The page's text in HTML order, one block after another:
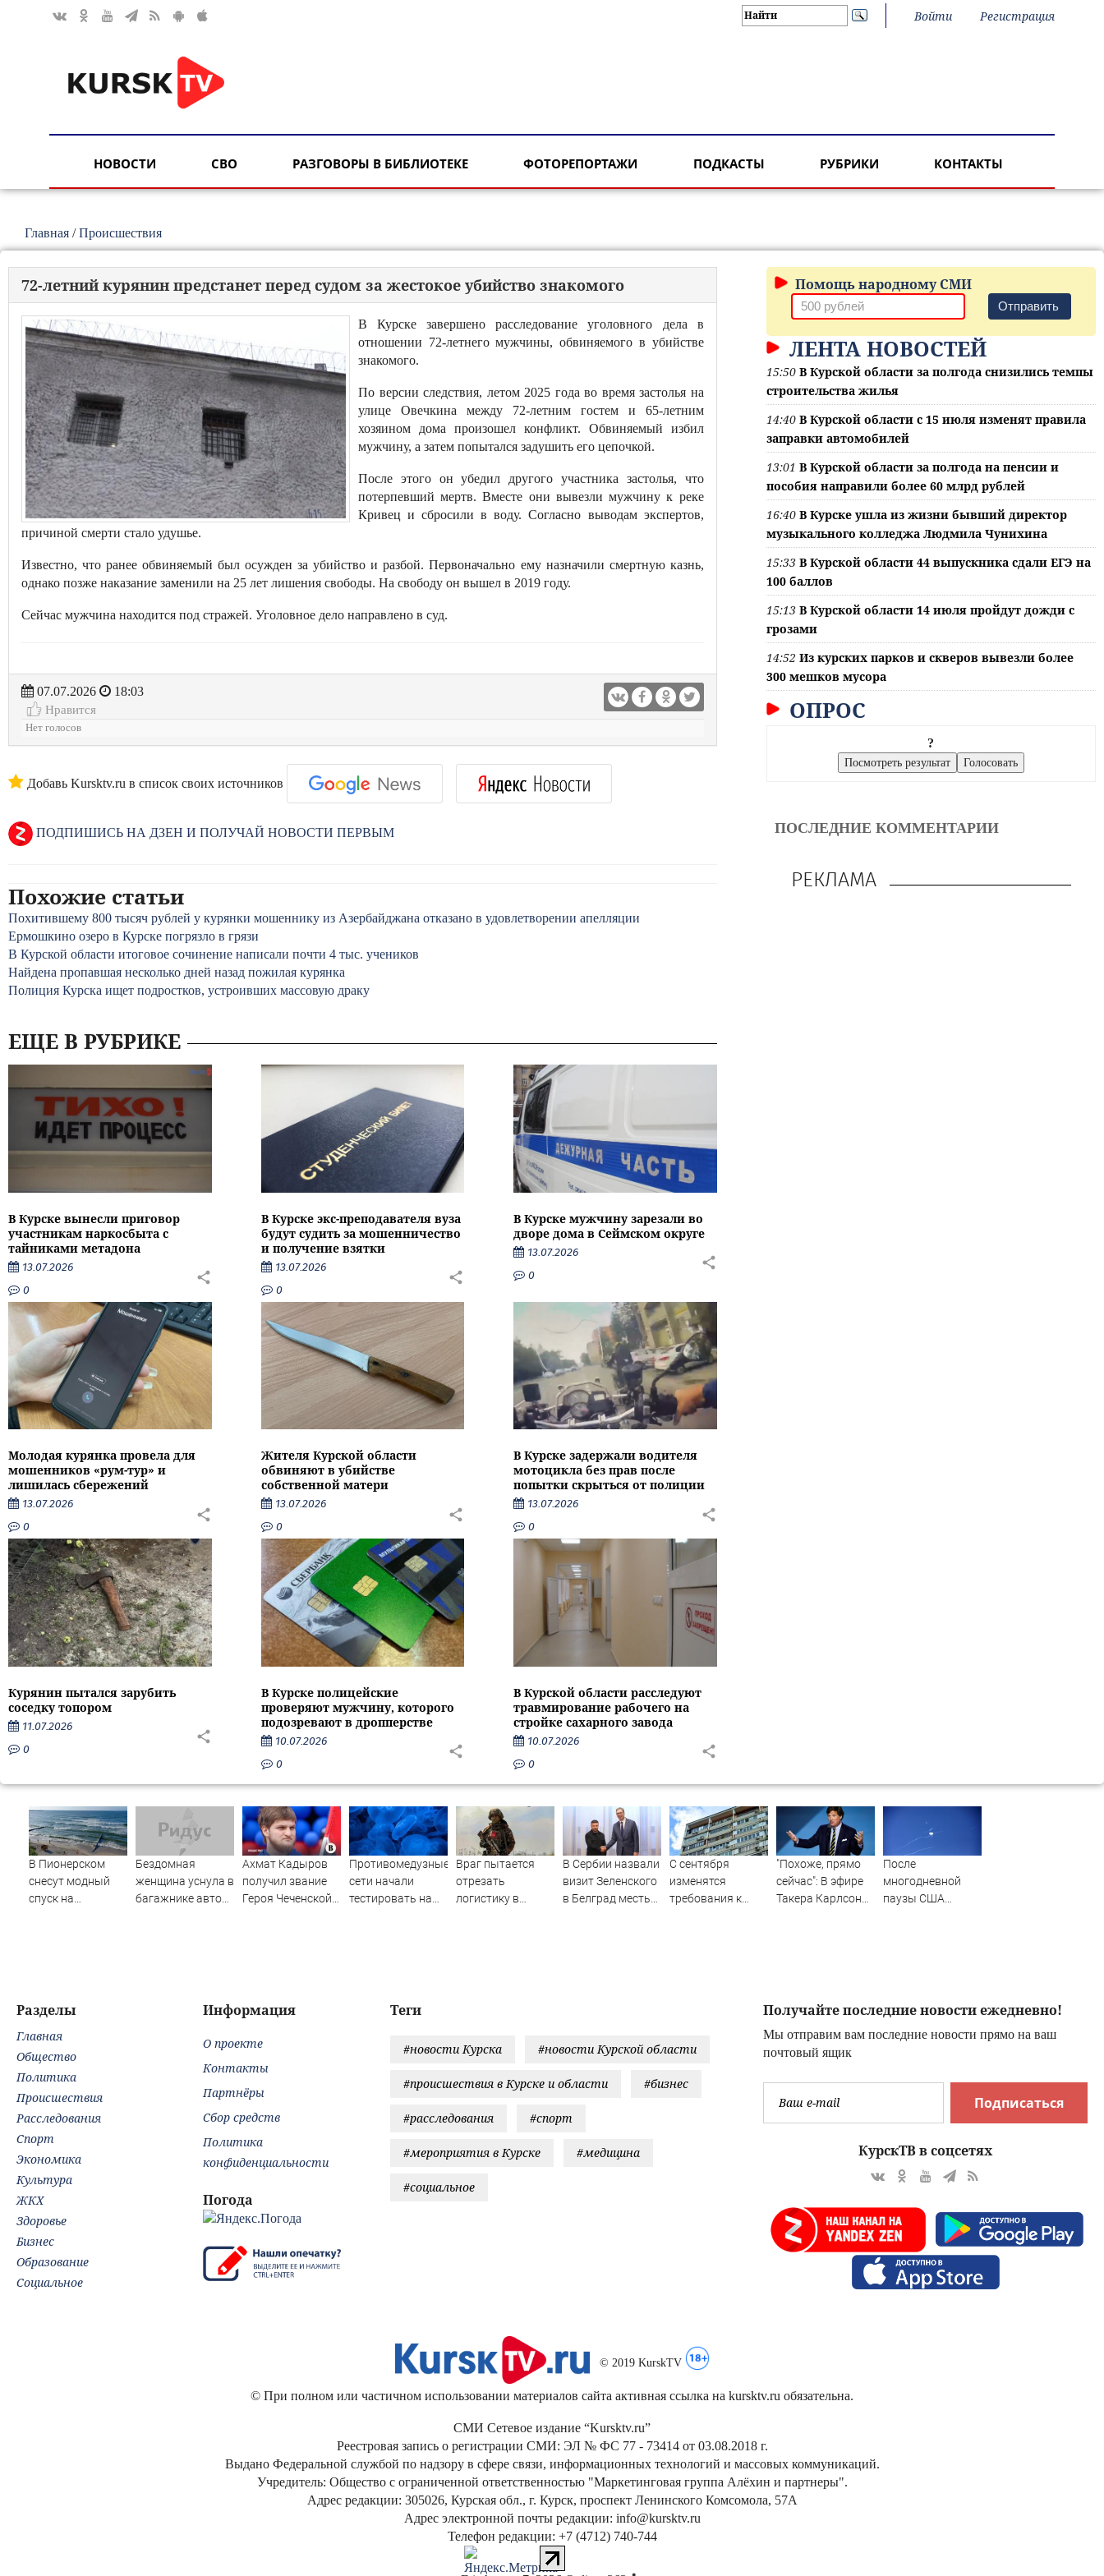
Войти Регистрация
НОВОСТИ СВО РАЗГОВОРЫ В БИБЛИОТЕКЕ ФОТОРЕПОРТАЖИ ПОДКАСТЫ РУБРИКИ КОНТАКТЫ
Главная /Происшествия
72-летний курянин предстанет перед судом за жестокое убийство знакомого
В Курске завершено расследование уголовного дела в
отношении 72-летнего мужчины, обвиняемого в убийстве
знакомого.
По версии следствия, летом 2025 года во время застолья на
улице Овечкина между 72-летним гостем и 65-летним
хозяином дома произошел конфликт. Обвиняемый избил
мужчину, а затем попытался задушить его цепочкой.
После этого он убедил другого участника застолья, что
потерпевший мертв. Вместе они вывезли мужчину к реке
Кривец и сбросили в воду. Согласно выводам экспертов,
причиной смерти стало удушье.
Известно, что ранее обвиняемый был осужден за убийство и разбой. Первоначально ему назначили смертную казнь,
однако позже наказание заменили на 25 лет лишения свободы. На свободу он вышел в 2019 году.
Сейчас мужчина находится под стражей. Уголовное дело направлено в суд.
07.07.2026
18:03
Нравится
Нет голосов
Добавь Kursktv.ru в список своих источников
ПОДПИШИСЬ НА ДЗЕН И ПОЛУЧАЙ НОВОСТИ ПЕРВЫМ
Похожие статьи
Похитившему 800 тысяч рублей у курянки мошеннику из Азербайджана отказано в удовлетворении апелляции
Ермошкино озеро в Курске погрязло в грязи
В Курской области итоговое сочинение написали почти 4 тыс. учеников
Найдена пропавшая несколько дней назад пожилая курянка
Полиция Курска ищет подростков, устроивших массовую драку
ЕЩЕ В РУБРИКЕ
В Курске вынесли приговор
участникам наркосбыта с
тайниками метадона
13.07.2026
0
В Курске экс-преподавателя вуза
будут судить за мошенничество
и получение взятки
13.07.2026
0
В Курске мужчину зарезали во
дворе дома в Сеймском округе
13.07.2026
0
Молодая курянка провела для
мошенников «рум-тур» и
лишилась сбережений
13.07.2026
0
Жителя Курской области
обвиняют в убийстве
собственной матери
13.07.2026
0
В Курске задержали водителя
мотоцикла без прав после
попытки скрыться от полиции
13.07.2026
0
Курянин пытался зарубить
соседку топором
11.07.2026
0
В Курске полицейские
проверяют мужчину, которого
подозревают в дропперстве
10.07.2026
0
В Курской области расследуют
травмирование рабочего на
стройке сахарного завода
10.07.2026
0
Помощь народному СМИ
Отправить
ЛЕНТА НОВОСТЕЙ
15:50 В Курской области за полгода снизились темпы
строительства жилья
14:40 В Курской области с 15 июля изменят правила
заправки автомобилей
13:01 В Курской области за полгода на пенсии и
пособия направили более 60 млрд рублей
16:40 В Курске ушла из жизни бывший директор
музыкального колледжа Людмила Чунихина
15:33 В Курской области 44 выпускника сдали ЕГЭ на
100 баллов
15:13 В Курской области 14 июля пройдут дожди с
грозами
14:52 Из курских парков и скверов вывезли более
300 мешков мусора
ОПРОС
?
ПОСЛЕДНИЕ КОММЕНТАРИИ
РЕКЛАМА
В Пионерском
снесут модный
спуск на
Бездомная
женщина уснула в
багажнике авто
Ахмат Кадыров
получил звание
Героя Чеченской
Противомедузные
сети начали
тестировать на
Враг пытается
отрезать
логистику в
В Сербии назвали
визит Зеленского
в Белград местью
С сентября
изменятся
требования к
"Похоже, прямо
сейчас": В эфире
Такера Карлсона
После
многодневной
паузы США
Получайте последние новости ежедневно!
Мы отправим вам последние новости прямо на ваш
почтовый ящик
Подписаться
КурскТВ в соцсетях
Теги
#новости Курска #новости Курской области
#происшествия в Курске и области #бизнес
#расследования #спорт
#мероприятия в Курске #медицина
#социальное
Разделы
Главная
Общество
Политика
Происшествия
Расследования
Спорт
Экономика
Культура
ЖКХ
Здоровье
Бизнес
Образование
Социальное
Информация
О проекте
Контакты
Партнёры
Сбор средств
Политика
конфиденциальности
Погода
© 2019 KurskTV
© При полном или частичном использовании материалов сайта активная ссылка на kursktv.ru обязательна.
СМИ Сетевое издание “Kursktv.ru”
Реестровая запись о регистрации СМИ: ЭЛ № ФС 77 - 73414 от 03.08.2018 г.
Выдано Федеральной службой по надзору в сфере связи, информационных технологий и массовых коммуникаций.
Учредитель: Общество с ограниченной ответственностью "Маркетинговая группа Алёхин и партнеры".
Адрес редакции: 305026, Курская обл., г. Курск, проспект Ленинского Комсомола, 57А
Адрес электронной почты редакции: info@kursktv.ru
Телефон редакции: +7 (4712) 740-744